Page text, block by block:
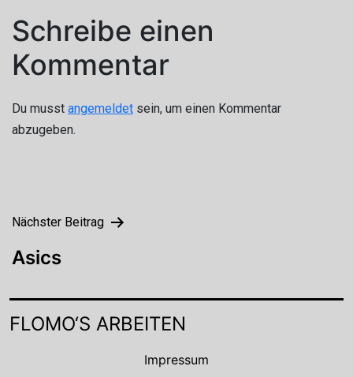
Schreibe einen
Kommentar
Du musst angemeldet sein, um einen Kommentar
abzugeben.
Beitragsnavigation
Nächster Beitrag
Asics
FLOMO‘S ARBEITEN
Impressum